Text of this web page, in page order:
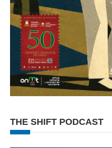
THE SHIFT PODCAST